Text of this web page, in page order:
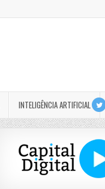
INTELIGÊNCIA ARTIFICIAL